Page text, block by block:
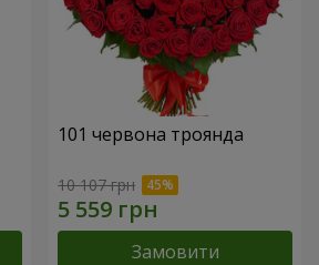
101 червона троянда
10 107 грн
Замовити